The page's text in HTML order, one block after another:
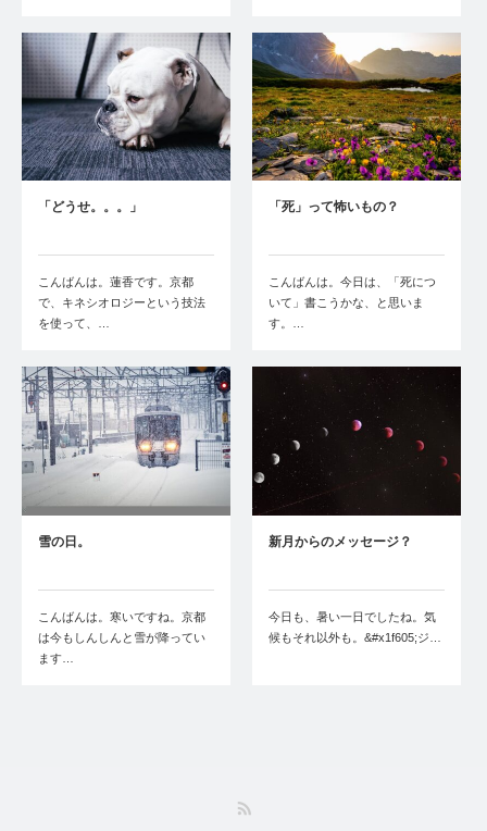
「どうせ。。。」
こんばんは。蓮香です。京都
で、キネシオロジーという技法
を使って、…
「死」って怖いもの？
こんばんは。今日は、「死につ
いて」書こうかな、と思いま
す。…
雪の日。
こんばんは。寒いですね。京都
は今もしんしんと雪が降ってい
ます…
新月からのメッセージ？
今日も、暑い一日でしたね。気
候もそれ以外も。&#x1f605;ジ…